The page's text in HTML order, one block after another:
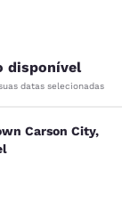
1906 avaliações
disponível
datas selecionadas
Carson City,
365 avaliações